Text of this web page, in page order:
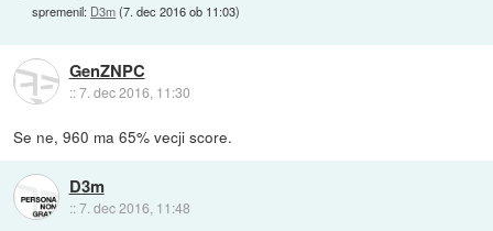
spremenil: D3m(7. dec 2016 ob 11:03)
GenZNPC
::7. dec 2016, 11:30
Se ne, 960 ma 65% vecji score.
D3m
::7. dec 2016, 11:48